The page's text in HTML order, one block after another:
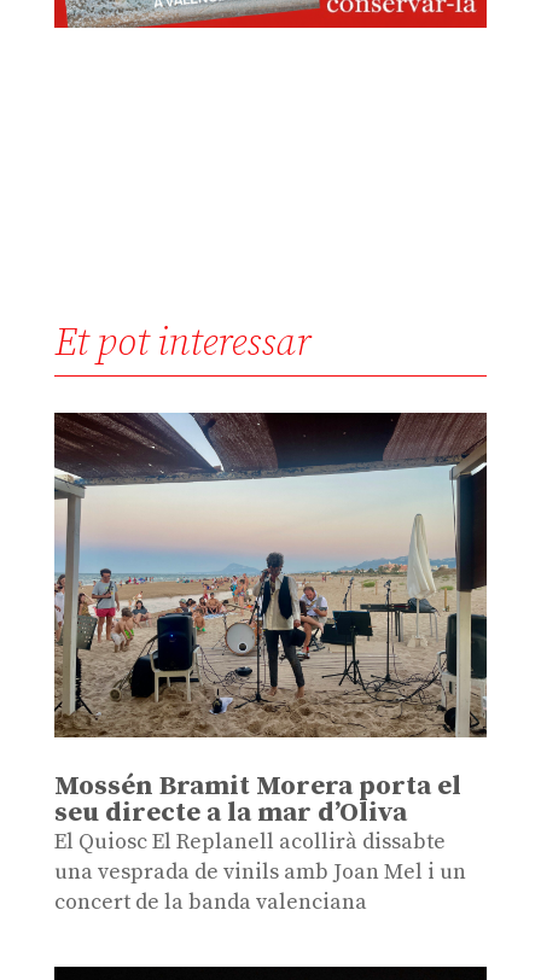
Et pot interessar
Mossén Bramit Morera porta el
seu directe a la mar d’Oliva
El Quiosc El Replanell acollirà dissabte
una vesprada de vinils amb Joan Mel i un
concert de la banda valenciana